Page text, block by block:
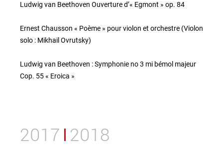
Ludwig van Beethoven Ouverture d’« Egmont » op. 84
Ernest Chausson « Poème » pour violon et orchestre (Violon
solo : Mikhail Ovrutsky)
Ludwig van Beethoven : Symphonie no 3 mi bémol majeur
Cop. 55 « Eroica »
2017 2018